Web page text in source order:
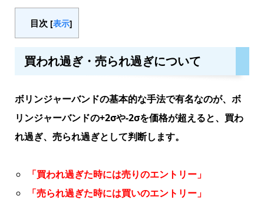
目次 [表示]
買われ過ぎ・売られ過ぎについて
ボリンジャーバンドの基本的な手法で有名なのが、ボ
リンジャーバンドの+2σや-2σを価格が超えると、買わ
れ過ぎ、売られ過ぎとして判断します。
「買われ過ぎた時には売りのエントリー」
「売られ過ぎた時には買いのエントリー」